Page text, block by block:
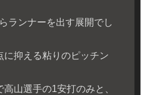
ランナーを出す展開でし
に抑える粘りのピッチン
山選手の1安打のみと、